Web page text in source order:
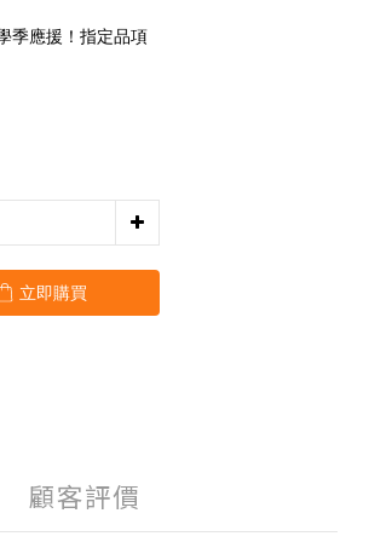
季應援！指定品項
立即購買
顧客評價